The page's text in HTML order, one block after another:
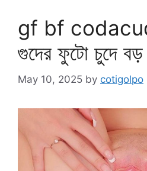
gf bf codacudi
গুদের ফুটো চুদে বড়
May 10, 2025 by cotigolpo